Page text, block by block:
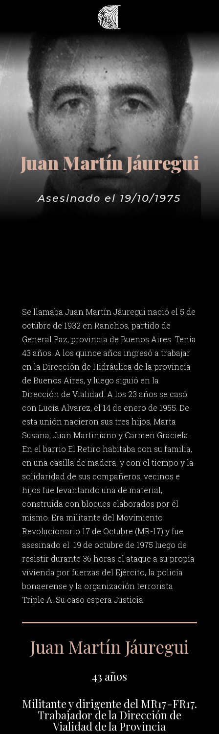
Juan Martín Jáuregui
Asesinado el 19/10/1975
Se llamaba Juan Martín Jáuregui nació el 5 de
octubre de 1932 en Ranchos, partido de
General Paz, provincia de Buenos Aires. Tenía
43 años. A los quince años ingresó a trabajar
en la Dirección de Hidráulica de la provincia
de Buenos Aires, y luego siguió en la
Dirección de Vialidad. A los 23 años se casó
con Lucía Alvarez, el 14 de enero de 1955. De
esta unión nacieron sus tres hijos, Marta
Susana, Juan Martiniano y Carmen Graciela.
En el barrio El Retiro habitaba con su familia,
en una casilla de madera, y con el tiempo y la
solidaridad de sus compañeros, vecinos e
hijos fue levantando una de material,
construida con bloques elaborados por él
mismo. Era militante del Movimiento
Revolucionario 17 de Octubre (MR-17) y fue
asesinado el 19 de octubre de 1975 luego de
resistir durante 36 horas el ataque a su propia
vivienda por fuerzas del Ejército, la policía
bonaerense y la organización terrorista
Triple A. Su caso espera Justicia.
Juan Martín Jáuregui
43 años
Militante y dirigente del MR17-FR17.
Trabajador de la Dirección de
Vialidad de la Provincia